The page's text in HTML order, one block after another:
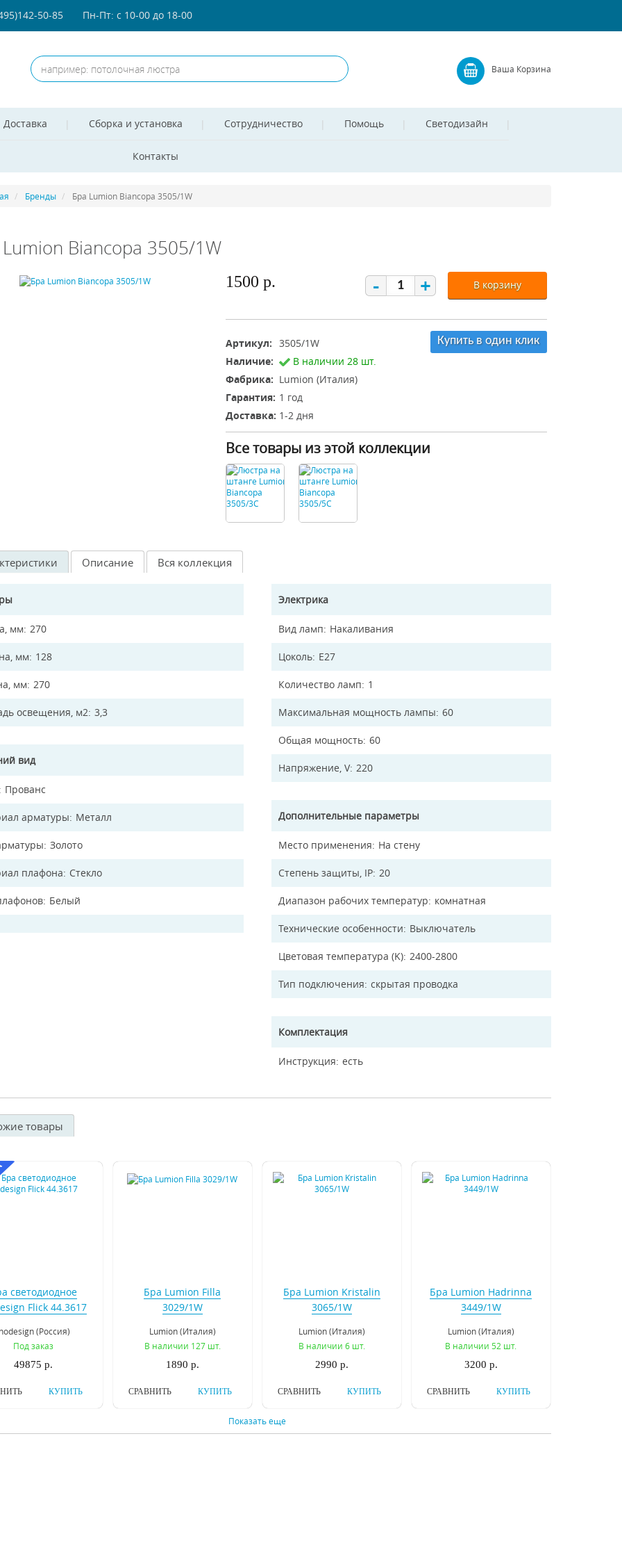
50-85 Пн-Пт: с 10-00 до 18-00
Ваша Корзина
Доставка Сборка и установка Сотрудничество Помощь Светодизайн
Контакты
Бренды Бра Lumion Biancopa 3505/1W
Biancopa 3505/1W
1500 р. - + В корзину
Артикул: 3505/1W
Наличие:
В наличии 28 шт.
Фабрика: Lumion (Италия)
Гарантия: 1 год
Доставка: 1-2 дня
Купить в один клик
Все товары из этой коллекции
Описание Вся коллекция
мм 270
мм 128
мм 270
освещения, м2 3,3
вид
Прованс
арматуры Металл
Золото
плафона Стекло
Белый
Электрика
Вид ламп Накаливания
Цоколь E27
Количество ламп 1
Максимальная мощность лампы 60
Общая мощность 60
Напряжение, V 220
Дополнительные параметры
Место применения На стену
Степень защиты, IP 20
Диапазон рабочих температур комнатная
Технические особенности Выключатель
Цветовая температура (K) 2400-2800
Тип подключения скрытая проводка
Комплектация
Инструкция есть
товары
светодиодное
Flick 44.3617
(Россия)
Под заказ
49875 р.
КУПИТЬ
Бра Lumion Filla
3029/1W
Lumion (Италия)
В наличии 127 шт.
1890 р.
КУПИТЬ
СРАВНИТЬ
Бра Lumion Kristalin
3065/1W
Lumion (Италия)
В наличии 6 шт.
2990 р.
КУПИТЬ
СРАВНИТЬ
Бра Lumion Hadrinna
3449/1W
Lumion (Италия)
В наличии 52 шт.
3200 р.
КУПИТЬ
СРАВНИТЬ
Показать еще